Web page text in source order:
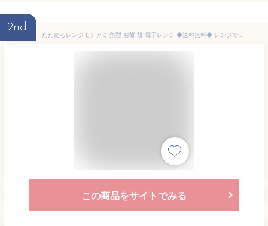
2nd
たためるレンジモチアミ 角型 お餅 餅 電子レンジ ◆送料無料◆ レンジでお餅 モチ網 つきたてのような 柔らか餅 ふっくら餅 日本製 家庭用 生活 暮らし 家庭用品 日用雑貨 節約 キッチンツール 台所用品 セール OFF ショッピング 激安 格安 価格【送料無料】【smtb-TK】
この商品をサイトでみる